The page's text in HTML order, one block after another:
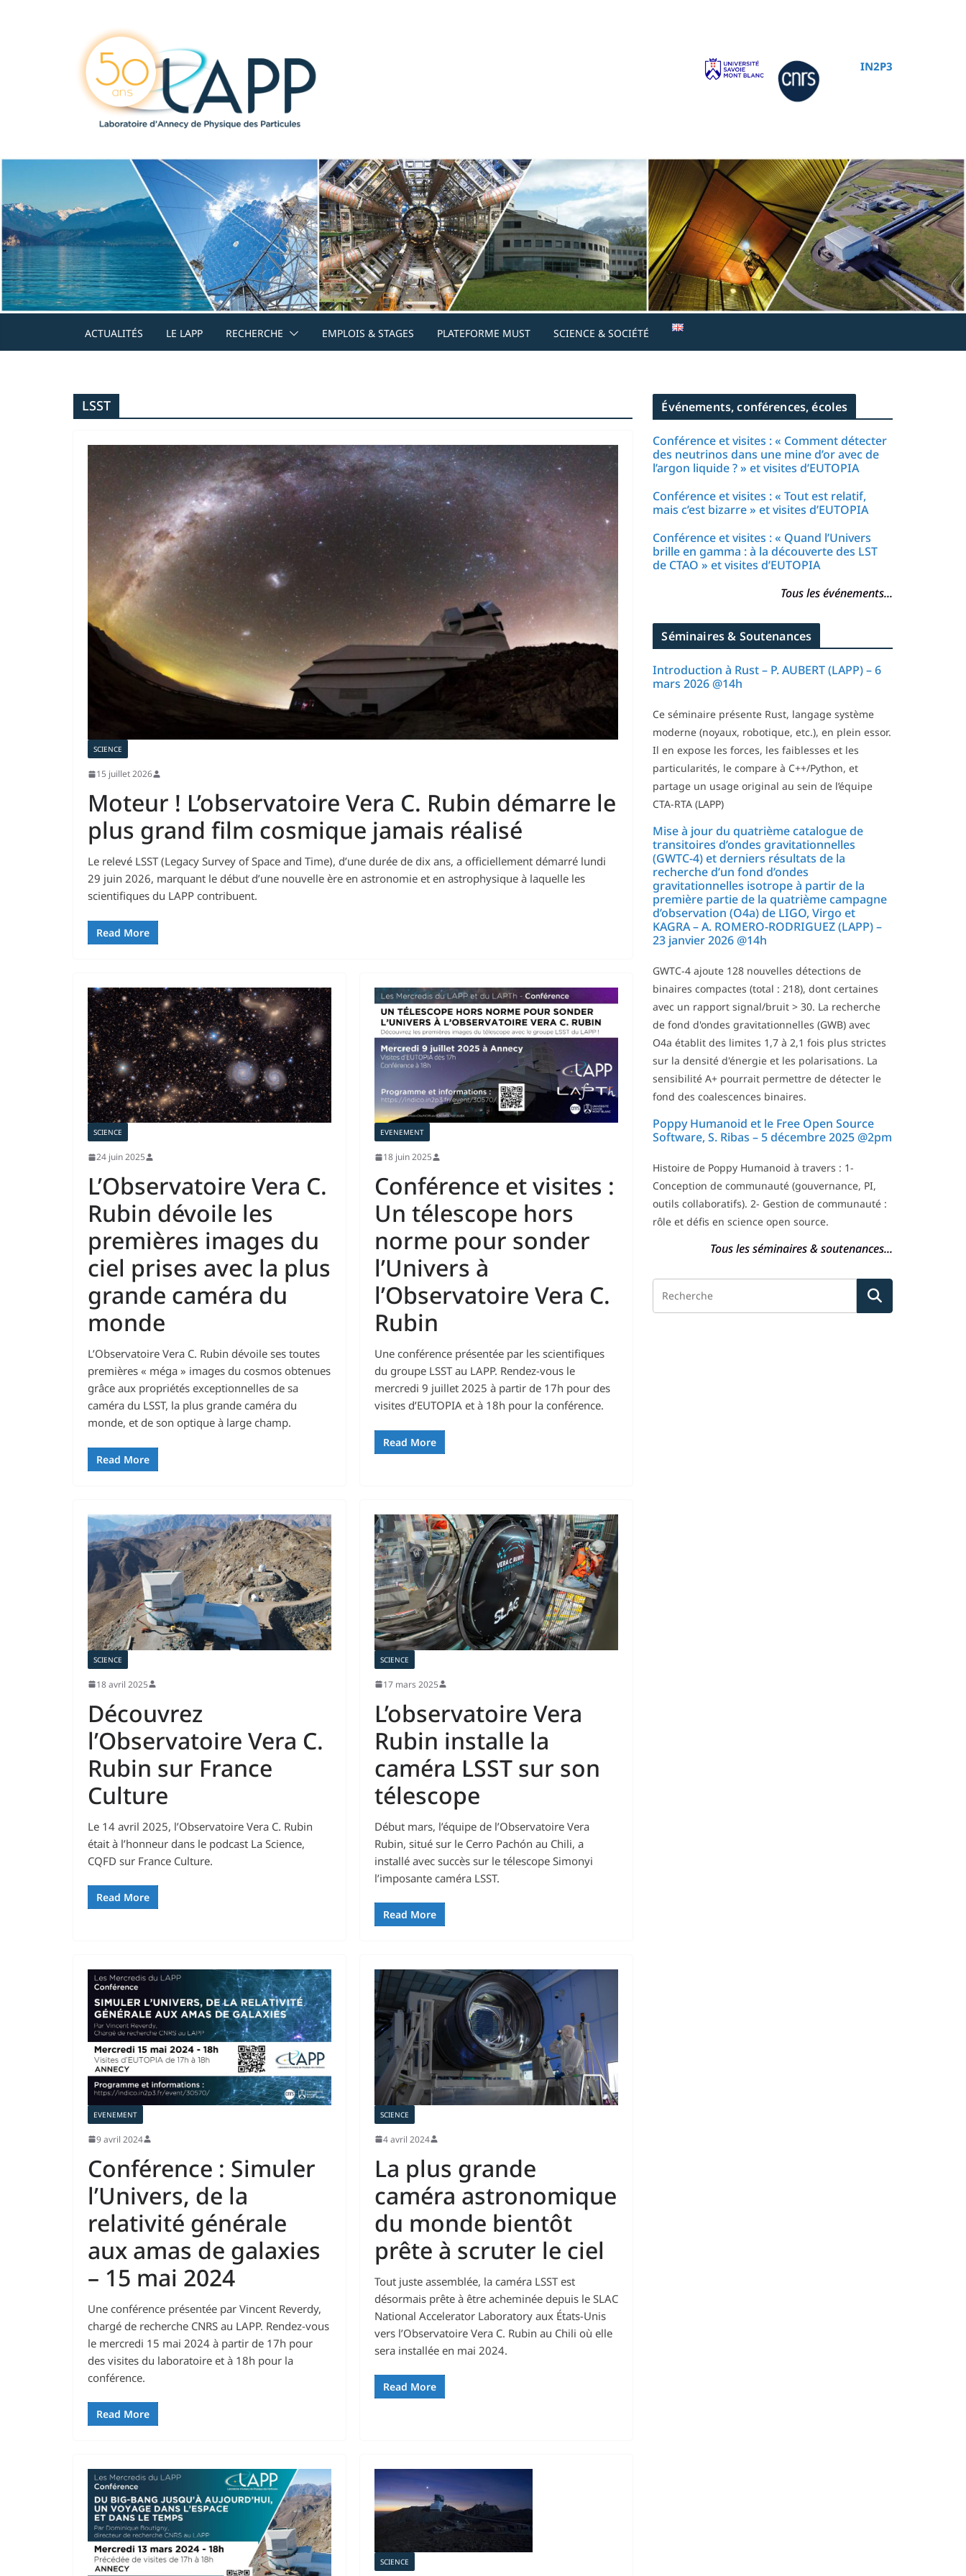
IN2P3
ACTUALITÉS LE LAPP RECHERCHE EMPLOIS & STAGES PLATEFORME MUST SCIENCE & SOCIÉTÉ
LSST
SCIENCE
15 juillet 2026
Moteur ! L’observatoire Vera C. Rubin démarre le
plus grand film cosmique jamais réalisé
Le relevé LSST (Legacy Survey of Space and Time), d’une durée de dix ans, a officiellement démarré lundi
29 juin 2026, marquant le début d’une nouvelle ère en astronomie et en astrophysique à laquelle les
scientifiques du LAPP contribuent.
Read More
SCIENCE
24 juin 2025
L’Observatoire Vera C.
Rubin dévoile les
premières images du
ciel prises avec la plus
grande caméra du
monde
L’Observatoire Vera C. Rubin dévoile ses toutes
premières « méga » images du cosmos obtenues
grâce aux propriétés exceptionnelles de sa
caméra du LSST, la plus grande caméra du
monde, et de son optique à large champ.
Read More
EVENEMENT
18 juin 2025
Conférence et visites :
Un télescope hors
norme pour sonder
l’Univers à
l’Observatoire Vera C.
Rubin
Une conférence présentée par les scientifiques
du groupe LSST au LAPP. Rendez-vous le
mercredi 9 juillet 2025 à partir de 17h pour des
visites d’EUTOPIA et à 18h pour la conférence.
Read More
SCIENCE
18 avril 2025
Découvrez
l’Observatoire Vera C.
Rubin sur France
Culture
Le 14 avril 2025, l’Observatoire Vera C. Rubin
était à l’honneur dans le podcast La Science,
CQFD sur France Culture.
Read More
SCIENCE
17 mars 2025
L’observatoire Vera
Rubin installe la
caméra LSST sur son
télescope
Début mars, l’équipe de l’Observatoire Vera
Rubin, situé sur le Cerro Pachón au Chili, a
installé avec succès sur le télescope Simonyi
l’imposante caméra LSST.
Read More
EVENEMENT
9 avril 2024
Conférence : Simuler
l’Univers, de la
relativité générale
aux amas de galaxies
– 15 mai 2024
Une conférence présentée par Vincent Reverdy,
chargé de recherche CNRS au LAPP. Rendez-vous
le mercredi 15 mai 2024 à partir de 17h pour
des visites du laboratoire et à 18h pour la
conférence.
Read More
SCIENCE
4 avril 2024
La plus grande
caméra astronomique
du monde bientôt
prête à scruter le ciel
Tout juste assemblée, la caméra LSST est
désormais prête à être acheminée depuis le SLAC
National Accelerator Laboratory aux États-Unis
vers l’Observatoire Vera C. Rubin au Chili où elle
sera installée en mai 2024.
Read More
SCIENCE
Événements, conférences, écoles
Conférence et visites : « Comment détecter
des neutrinos dans une mine d’or avec de
l’argon liquide ? » et visites d’EUTOPIA
Conférence et visites : « Tout est relatif,
mais c’est bizarre » et visites d’EUTOPIA
Conférence et visites : « Quand l’Univers
brille en gamma : à la découverte des LST
de CTAO » et visites d’EUTOPIA
Tous les événements...
Séminaires & Soutenances
Introduction à Rust – P. AUBERT (LAPP) – 6
mars 2026 @14h
Ce séminaire présente Rust, langage système
moderne (noyaux, robotique, etc.), en plein essor.
Il en expose les forces, les faiblesses et les
particularités, le compare à C++/Python, et
partage un usage original au sein de l’équipe
CTA-RTA (LAPP)
Mise à jour du quatrième catalogue de
transitoires d’ondes gravitationnelles
(GWTC-4) et derniers résultats de la
recherche d’un fond d’ondes
gravitationnelles isotrope à partir de la
première partie de la quatrième campagne
d’observation (O4a) de LIGO, Virgo et
KAGRA – A. ROMERO-RODRIGUEZ (LAPP) –
23 janvier 2026 @14h
GWTC-4 ajoute 128 nouvelles détections de
binaires compactes (total : 218), dont certaines
avec un rapport signal/bruit > 30. La recherche
de fond d'ondes gravitationnelles (GWB) avec
O4a établit des limites 1,7 à 2,1 fois plus strictes
sur la densité d'énergie et les polarisations. La
sensibilité A+ pourrait permettre de détecter le
fond des coalescences binaires.
Poppy Humanoid et le Free Open Source
Software, S. Ribas – 5 décembre 2025 @2pm
Histoire de Poppy Humanoid à travers : 1-
Conception de communauté (gouvernance, PI,
outils collaboratifs). 2- Gestion de communauté :
rôle et défis en science open source.
Tous les séminaires & soutenances...